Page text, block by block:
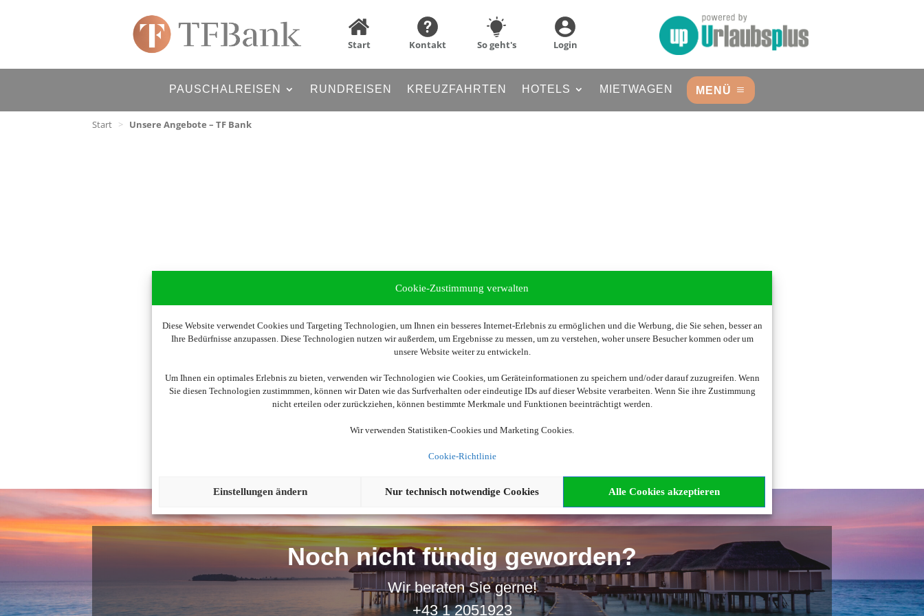
Cookie-Zustimmung verwalten
Diese Website verwendet Cookies und Targeting Technologien, um Ihnen ein besseres Internet-Erlebnis zu ermöglichen und die Werbung, die Sie sehen, besser an
Ihre Bedürfnisse anzupassen. Diese Technologien nutzen wir außerdem, um Ergebnisse zu messen, um zu verstehen, woher unsere Besucher kommen oder um
unsere Website weiter zu entwickeln.
Um Ihnen ein optimales Erlebnis zu bieten, verwenden wir Technologien wie Cookies, um Geräteinformationen zu speichern und/oder darauf zuzugreifen. Wenn
Sie diesen Technologien zustimmmen, können wir Daten wie das Surfverhalten oder eindeutige IDs auf dieser Website verarbeiten. Wenn Sie ihre Zustimmung
nicht erteilen oder zurückziehen, können bestimmte Merkmale und Funktionen beeinträchtigt werden.
Wir verwenden Statistiken-Cookies und Marketing Cookies.
Cookie-Richtlinie
Alle Cookies akzeptieren
Nur technisch notwendige Cookies
Einstellungen ändern
Start Kontakt So geht's Login
PAUSCHALREISEN RUNDREISEN KREUZFAHRTEN HOTELS MIETWAGEN MENÜ
Start > Unsere Angebote – TF Bank
Wir brauchen Ihre Einwilligung
Um diesen Inhalt darzustellen, aktivieren Sie bitte die Cookies. Es werden ggf. personenbezogene Daten verarbeitet.
Cookies akzeptieren
Noch nicht fündig geworden?
Wir beraten Sie gerne!
+43 1 2051923